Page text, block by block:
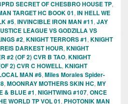
SECRET OF CHESBRO HOUSE TP,
TARGET HC BOOK 01, IN HELL WE
#5, INVINCIBLE IRON MAN #11, JAY
LEAGUE VS GODZILLA VS
#2, KNIGHT TERRORS #1, KNIGHT
DARKEST HOUR, KNIGHT
#2 (OF 2) CVR B TAO, KNIGHT
2) CVR C HOWELL, KNIGHT
MAN #6, Miles Morales Spider-
, MOONRAY MOTHERS SKIN HC, MY
& BLUE #1, NIGHTWING #107, ONCE
WORLD TP VOL 01, PHOTONIK MAN